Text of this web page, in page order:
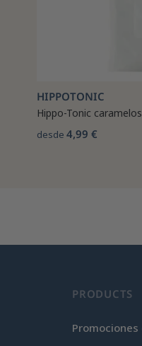
HIPPOTONIC
Hippo-Tonic
desde4,99 €
PRODUCTS
Promociones